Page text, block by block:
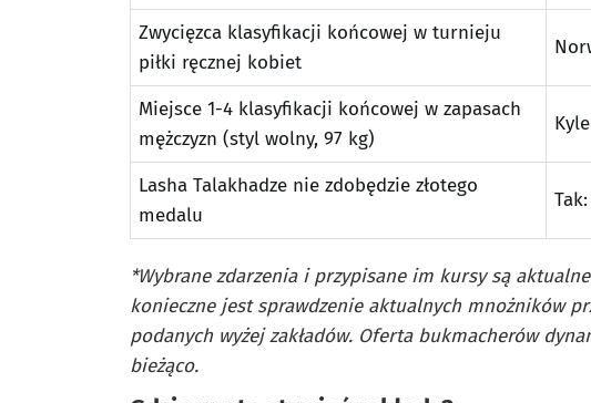
Zwycięzca klasyfikacji końcowej w turnieju
piłki ręcznej kobiet
Miejsce 1-4 klasyfikacji końcowej w zapasach
mężczyzn (styl wolny, 97 kg)
Lasha Talakhadze nie zdobędzie złotego
medalu
*Wybrane zdarzenia i przypisane im kursy są aktualne
konieczne jest sprawdzenie aktualnych mnożników
podanych wyżej zakładów. Oferta bukmacherów
bieżąco.